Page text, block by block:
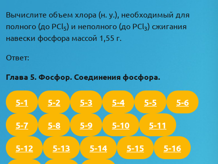
Вычислите объем хлора (н. у.), необходимый для
полного (до PCl5) и неполного (до PCl3) сжигания
навески фосфора массой 1,55 г.
Ответ:
Глава 5. Фосфор. Соединения фосфора.
5-1 5-2 5-3 5-4 5-5 5-6
5-7 5-8 5-9 5-10 5-11
5-12 5-13 5-14 5-15 5-16